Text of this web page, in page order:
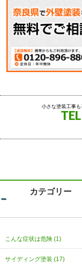
小さな塗装工事も
TEL
カテゴリー
こんな症状は危険 (1)
サイディング塗装 (17)